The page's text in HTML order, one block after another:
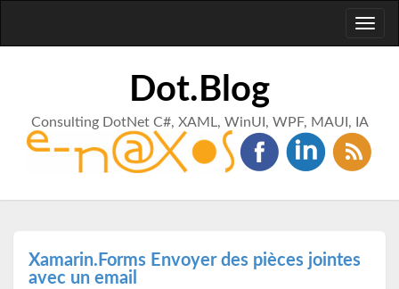
Dot.Blog
Consulting DotNet C#, XAML, WinUI, WPF, MAUI, IA
Xamarin.Forms Envoyer des pièces jointes
avec un email